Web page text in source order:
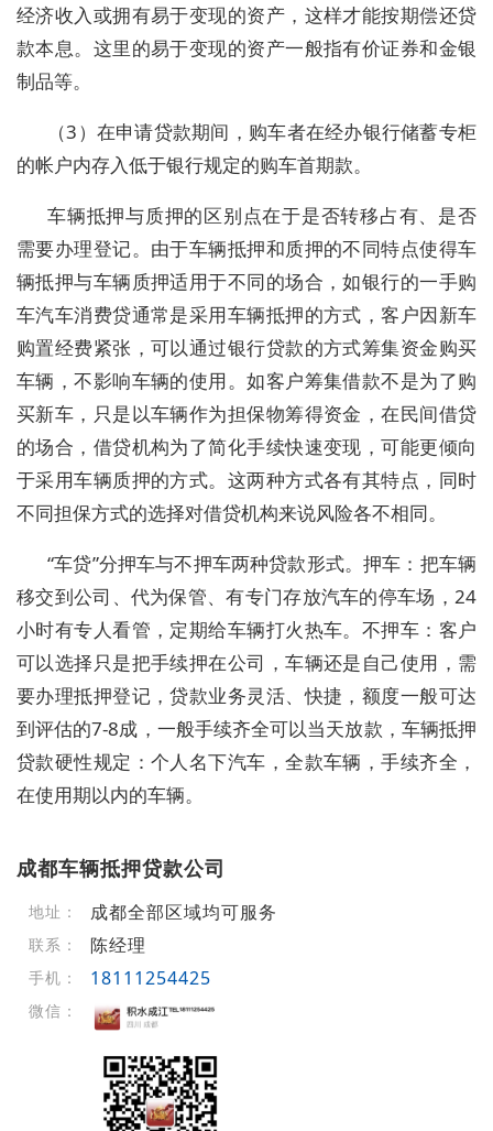
经济收入或拥有易于变现的资产，这样才能按期偿还贷
款本息。这里的易于变现的资产一般指有价证券和金银
制品等。
（3）在申请贷款期间，购车者在经办银行储蓄专柜
的帐户内存入低于银行规定的购车首期款。
车辆抵押与质押的区别点在于是否转移占有、是否
需要办理登记。由于车辆抵押和质押的不同特点使得车
辆抵押与车辆质押适用于不同的场合，如银行的一手购
车汽车消费贷通常是采用车辆抵押的方式，客户因新车
购置经费紧张，可以通过银行贷款的方式筹集资金购买
车辆，不影响车辆的使用。如客户筹集借款不是为了购
买新车，只是以车辆作为担保物筹得资金，在民间借贷
的场合，借贷机构为了简化手续快速变现，可能更倾向
于采用车辆质押的方式。这两种方式各有其特点，同时
不同担保方式的选择对借贷机构来说风险各不相同。
“车贷”分押车与不押车两种贷款形式。押车：把车辆
移交到公司、代为保管、有专门存放汽车的停车场，24
小时有专人看管，定期给车辆打火热车。不押车：客户
可以选择只是把手续押在公司，车辆还是自己使用，需
要办理抵押登记，贷款业务灵活、快捷，额度一般可达
到评估的7-8成，一般手续齐全可以当天放款，车辆抵押
贷款硬性规定：个人名下汽车，全款车辆，手续齐全，
在使用期以内的车辆。
成都车辆抵押贷款公司
地址： 成都全部区域均可服务
联系： 陈经理
手机： 18111254425
微信：